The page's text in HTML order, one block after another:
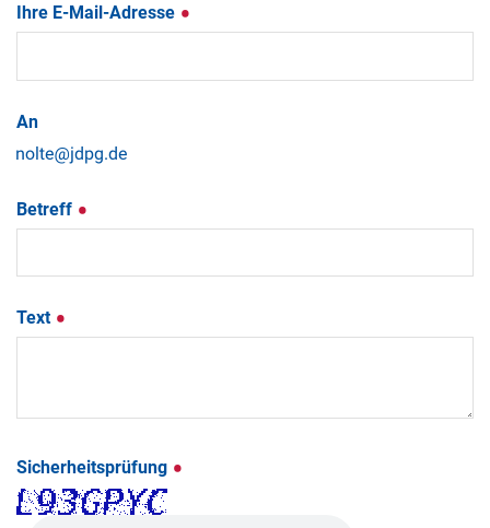
Ihre E-Mail-Adresse
An
Betreff
Text
Sicherheitsprüfung